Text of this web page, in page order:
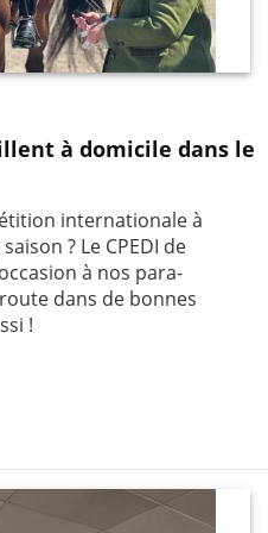
à domicile dans le
internationale à
? Le CPEDI de
à nos para-
dans de bonnes
!